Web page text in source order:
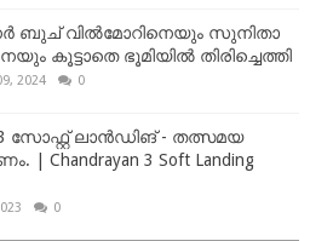
ബുച് വിൽമോറിനെയും സുനിതാ
കൂട്ടാതെ ഭൂമിയിൽ തിരിച്ചെത്തി
2024 0
സോഫ്റ്റ് ലാൻഡിങ് - തത്സമയ
| Chandrayan 3 Soft Landing
0